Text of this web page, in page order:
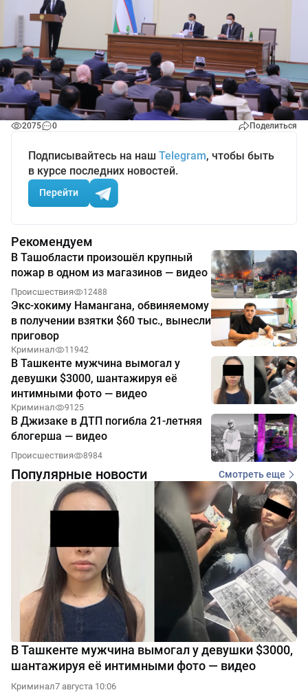
2075 0 Поделиться
Подписывайтесь на наш Telegram, чтобы быть
в курсе последних новостей.
Перейти
Рекомендуем
В Ташобласти произошёл крупный
пожар в одном из магазинов — видео
Происшествия 12488
Экс-хокиму Намангана, обвиняемому
в получении взятки $60 тыс., вынесли
приговор
Криминал 11942
В Ташкенте мужчина вымогал у
девушки $3000, шантажируя её
интимными фото — видео
Криминал 9125
В Джизаке в ДТП погибла 21-летняя
блогерша — видео
Происшествия 8984
Популярные новости Смотреть еще
В Ташкенте мужчина вымогал у девушки $3000,
шантажируя её интимными фото — видео
Криминал7 августа 10:06